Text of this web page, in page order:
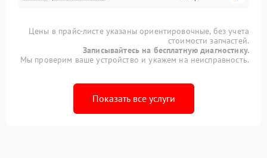
Цены в прайс-листе указаны ориентировочные, без учета
стоимости запчастей.
Записывайтесь на бесплатную диагностику.
Мы проверим ваше устройство и укажем на неисправность.
Показать все услуги